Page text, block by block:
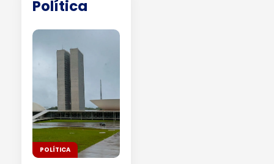
Política
POLÍTICA